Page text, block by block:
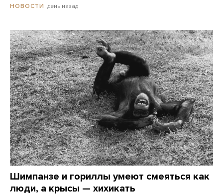
НОВОСТИ день назад
Шимпанзе и гориллы умеют смеяться как
люди, а крысы — хихикать